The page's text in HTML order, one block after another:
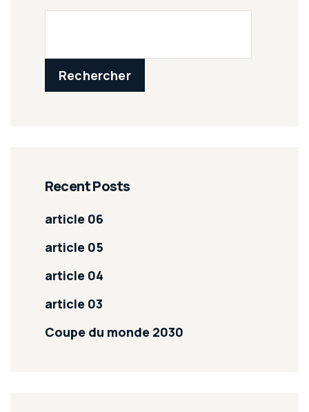
Rechercher
Recent Posts
article 06
article 05
article 04
article 03
Coupe du monde 2030